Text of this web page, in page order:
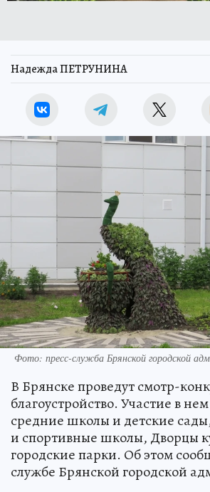
Надежда ПЕТРУНИНА
Фото: пресс-служба Брянской городской
В Брянске проведут смотр-
благоустройство. Участие в
средние школы и детские
и спортивные школы, Дворцы
городские парки. Об этом
службе Брянской городской